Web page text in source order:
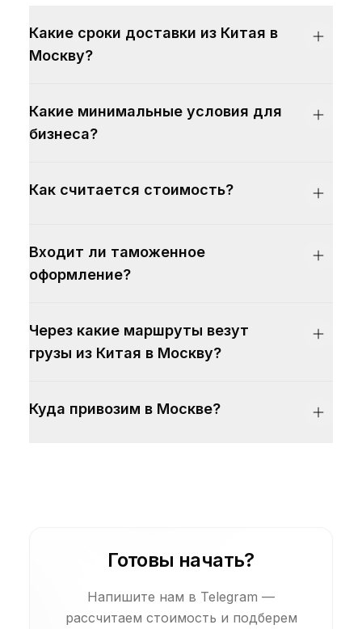
Какие сроки доставки из Китая в
Москву?
Какие минимальные условия для
бизнеса?
Как считается стоимость?
Входит ли таможенное
оформление?
Через какие маршруты везут
грузы из Китая в Москву?
Куда привозим в Москве?
Готовы начать?
Напишите нам в Telegram —
рассчитаем стоимость и подберем